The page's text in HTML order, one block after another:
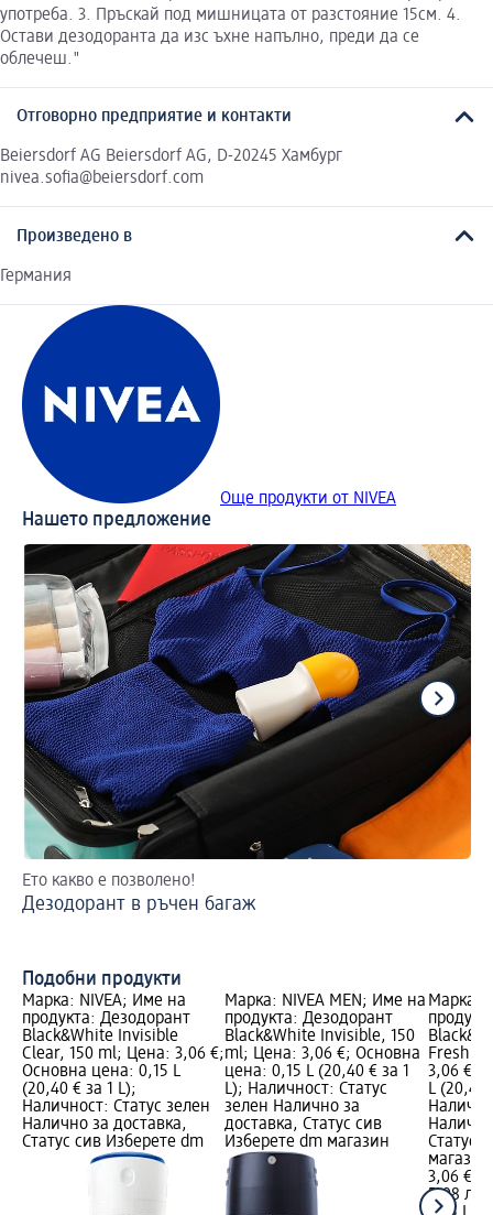
употреба. 3. Пръскай под мишницата от разстояние 15см. 4.
Остави дезодоранта да изс ъхне напълно, преди да се
облечеш."
Отговорно предприятие и контакти
Beiersdorf AG Beiersdorf AG, D-20245 Хамбург
nivea.sofia@beiersdorf.com
Произведено в
Германия
Още продукти от NIVEA
Нашето предложение
Ето какво е позволено!
Дезодорант в ръчен багаж
Подобни продукти
Марка: NIVEA; Име на
продукта: Дезодорант
Black&White Invisible
Clear, 150 ml; Цена: 3,06 €;
Основна цена: 0,15 L
(20,40 € за 1 L);
Наличност: Статус зелен
Налично за доставка,
Статус сив Изберете dm
Марка: NIVEA MEN; Име на
продукта: Дезодорант
Black&White Invisible, 150
ml; Цена: 3,06 €; Основна
цена: 0,15 L (20,40 € за 1
L); Наличност: Статус
зелен Налично за
доставка, Статус сив
Изберете dm магазин
Марка:
Fresh,
3,06 €;
L (20,40
Статус
магазин
3,06 €
5,98 лв.